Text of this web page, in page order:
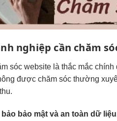
nghiệp cần chăm
sóc website là thắc mắc
được chăm sóc thường
bảo mật và an toàn dữ